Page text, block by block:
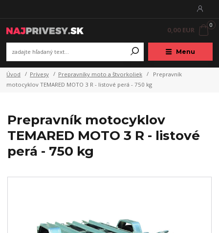
Menu
0
0,00 EUR
Úvod Prívesy Prepravníky moto a štvorkoliek
Prepravník
motocyklov TEMARED MOTO 3 R - listové perá - 750 kg
Prepravník motocyklov
TEMARED MOTO 3 R - listové
perá - 750 kg